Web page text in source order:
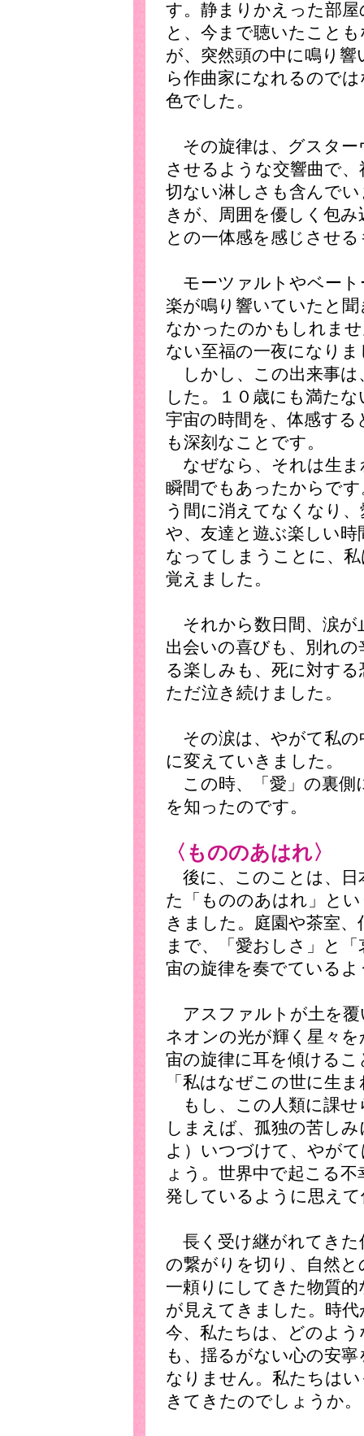
す。静まりかえった部
と、今まで聴いたこと
が、突然頭の中に鳴り
ら作曲家になれるので
色でした。
その旋律は、グスター
させるような交響曲で
切ない淋しさも含んで
きが、周囲を優しく包
との一体感を感じさせ
モーツァルトやベート
楽が鳴り響いていたと
なかったのかもしれま
ない至福の一夜になりま
しかし、この出来事は
した。１０歳にも満た
宇宙の時間を、体感す
も深刻なことです。
なぜなら、それは生ま
瞬間でもあったからで
う間に消えてなくなり
や、友達と遊ぶ楽しい
なってしまうことに、
覚えました。
それから数日間、涙が
出会いの喜びも、別れ
る楽しみも、死に対す
ただ泣き続けました。
その涙は、やがて私の
に変えていきました。
この時、「愛」の裏側
を知ったのです。
〈もののあはれ〉
後に、このことは、日
た「もののあはれ」と
きました。庭園や茶室
まで、「愛おしさ」と
宙の旋律を奏でている
アスファルトが土を覆
ネオンの光が輝く星々
宙の旋律に耳を傾ける
「私はなぜこの世に生
もし、この人類に課せ
しまえば、孤独の苦し
よ）いつづけて、やが
ょう。世界中で起こる
発しているように思え
長く受け継がれてきた
の繋がりを切り、自然
一頼りにしてきた物質
が見えてきました。時
今、私たちは、どのよ
も、揺るがない心の安
なりません。私たちは
きてきたのでしょうか。